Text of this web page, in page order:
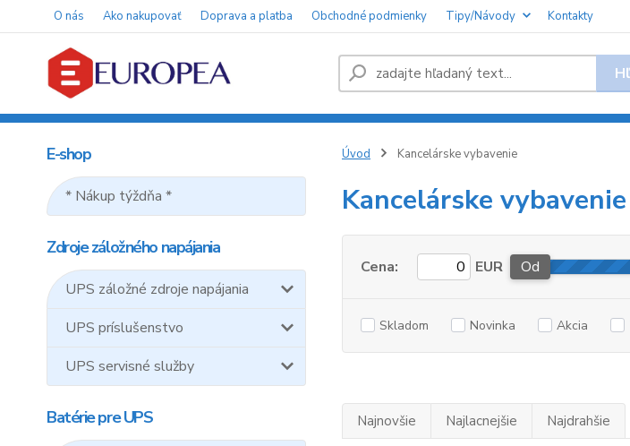
O nás Ako nakupovať Doprava a platba Obchodné podmienky Tipy/Návody Kontakty
E-shop
* Nákup týždňa *
Zdroje záložného napájania
UPS záložné zdroje napájania
UPS príslušenstvo
UPS servisné služby
Batérie pre UPS
Úvod Kancelárske vybavenie
Kancelárske vybavenie
Cena: EUR Od
Skladom Novinka Akcia
Najnovšie Najlacnejšie Najdrahšie